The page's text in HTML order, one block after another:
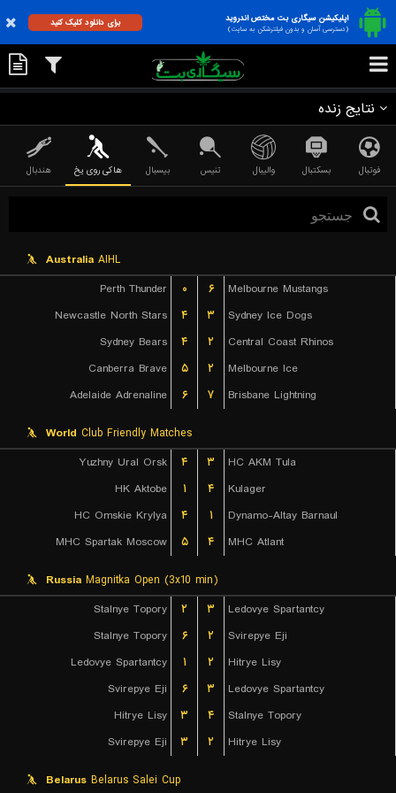
اپلیکیشن سیگاری بت مختص اندروید
(دسترسی آسان و بدون فیلترشکن به سایت)
برای دانلود کلیک کنید
نتایج زنده
فوتبال بسکتبال والیبال تنیس بیسبال هاکی روی یخ هندبال
Australia AIHL
Perth Thunder
۰ ۶
Melbourne Mustangs
Newcastle North Stars
۴ ۳
Sydney Ice Dogs
Sydney Bears
۴ ۲
Central Coast Rhinos
Canberra Brave
۵ ۲
Melbourne Ice
Adelaide Adrenaline
۶ ۷ Brisbane Lightning
World Club Friendly Matches
Yuzhny Ural Orsk
۴ ۳
HC AKM Tula
HK Aktobe
۱ ۴
Kulager
HC Omskie Krylya
۴ ۱
Dynamo-Altay Barnaul
MHC Spartak Moscow
۵ ۴ MHC Atlant
Russia Magnitka Open (3x10 min)
Stalnye Topory
۲ ۳
Ledovye Spartantcy
Stalnye Topory
۶ ۲
Svirepye Eji
Ledovye Spartantcy
۱ ۲
Hitrye Lisy
Svirepye Eji
۶ ۳
Ledovye Spartantcy
Hitrye Lisy
۳ ۴
Stalnye Topory
Svirepye Eji
۳ ۲ Hitrye Lisy
Belarus Belarus Salei Cup